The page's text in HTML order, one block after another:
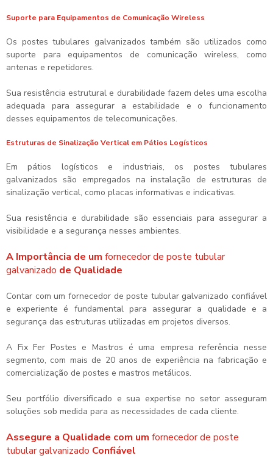
Suporte para Equipamentos de Comunicação Wireless
Os postes tubulares galvanizados também são utilizados como
suporte para equipamentos de comunicação wireless, como
antenas e repetidores.
Sua resistência estrutural e durabilidade fazem deles uma escolha
adequada para assegurar a estabilidade e o funcionamento
desses equipamentos de telecomunicações.
Estruturas de Sinalização Vertical em Pátios Logísticos
Em pátios logísticos e industriais, os postes tubulares
galvanizados são empregados na instalação de estruturas de
sinalização vertical, como placas informativas e indicativas.
Sua resistência e durabilidade são essenciais para assegurar a
visibilidade e a segurança nesses ambientes.
A Importância de um fornecedor de poste tubular
galvanizado de Qualidade
Contar com um fornecedor de poste tubular galvanizado confiável
e experiente é fundamental para assegurar a qualidade e a
segurança das estruturas utilizadas em projetos diversos.
A Fix Fer Postes e Mastros é uma empresa referência nesse
segmento, com mais de 20 anos de experiência na fabricação e
comercialização de postes e mastros metálicos.
Seu portfólio diversificado e sua expertise no setor asseguram
soluções sob medida para as necessidades de cada cliente.
Assegure a Qualidade com um fornecedor de poste
tubular galvanizado Confiável